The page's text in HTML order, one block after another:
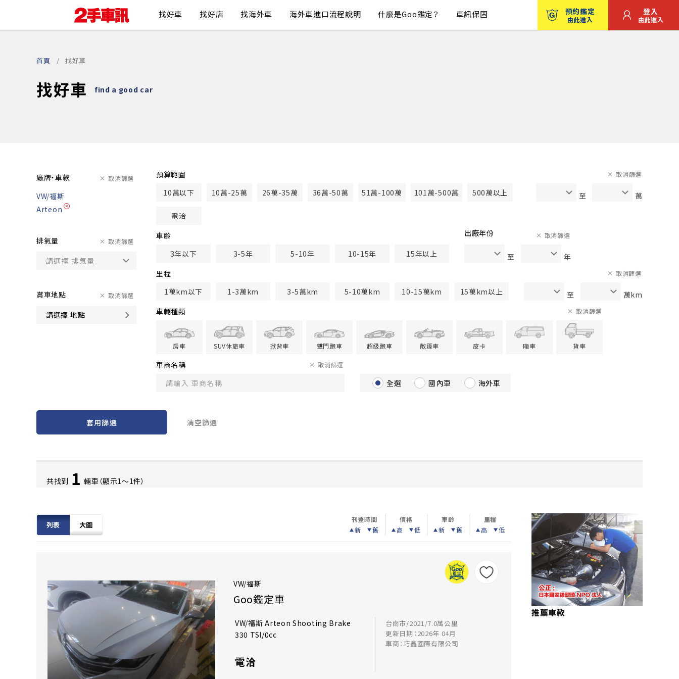
找好車 找好店 找海外車 海外車進口流程說明 什麼是Goo鑑定？ 車訊保固 預約鑑定
由此進入
登入
由此進入
首頁 找好車
找好車 find a good car
廠牌・車款 取消篩選
VW/福斯
Arteon
排氣量 取消篩選
賞車地點
請選擇 地點
取消篩選
預算範圍
10萬以下
10萬-25萬 26萬-35萬 36萬-50萬 51萬-100萬 101萬-500萬 500萬以上
電洽
至 萬
取消篩選
車齢
3年以下
3-5年 5-10年 10-15年 15年以上
出廠年份
至 年
取消篩選
里程
1萬km以下
1-3萬km 3-5萬km 5-10萬km 10-15萬km 15萬km以上 至 萬km
取消篩選
車輛種類
房車 SUV休旅車 掀背車 雙門跑車 超級跑車 敞篷車 皮卡 廂車 貨車
取消篩選
車商名稱 取消篩選
全選 國內車 海外車
套用篩選 清空篩選
共找到 1 輛車（顯示1〜1件）
列表 大圖
刊登時間
新
舊
價格
高
低
車齡
新
舊
里程
高
低
VW/福斯
Goo鑑定車
VW/福斯 Arteon Shooting Brake
330 TSI/0cc
電洽
台南市/2021/7.0萬公里
更新日期：2026年 04月
車商：巧鑫國際有限公司
推薦車款